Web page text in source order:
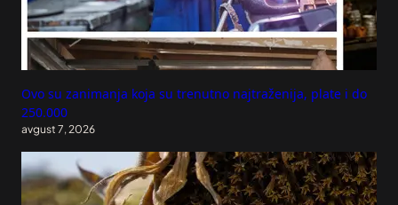
Ovo su zanimanja koja su trenutno najtraženija, plate i do
250.000
avgust 7, 2026